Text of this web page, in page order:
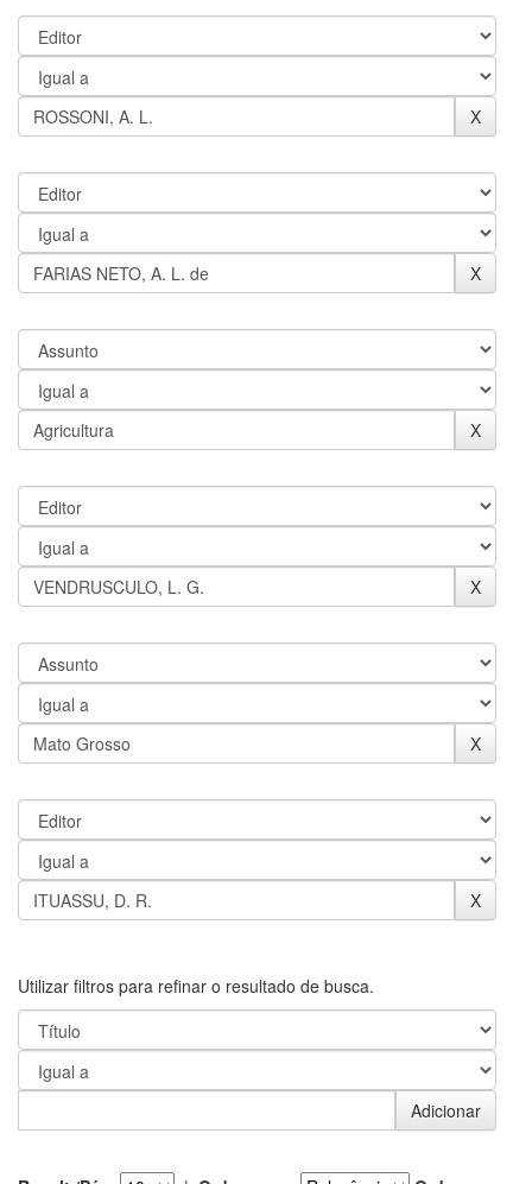
Utilizar filtros para refinar o resultado de busca.